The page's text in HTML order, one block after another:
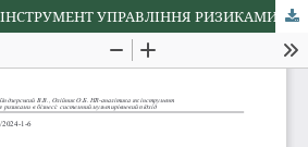
HR-АНАЛІТИКА ЯК ІНСТРУМЕНТ УПРАВЛІННЯ РИЗИКАМИ В БІЗНЕСІ: СИСТЕМНИЙ МУЛЬТИРІВНЕВИЙ ПІДХІД